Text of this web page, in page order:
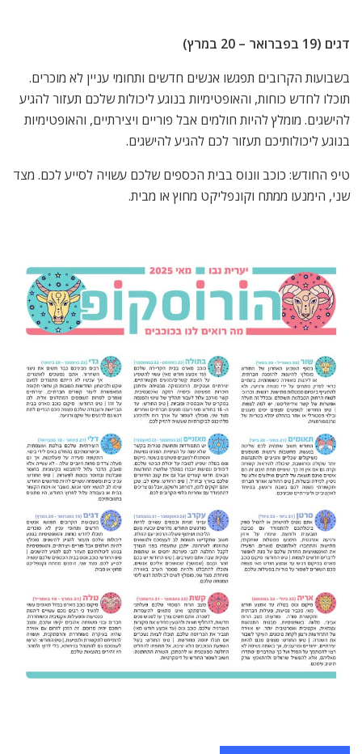
דגים (19 בפברואר – 20 במרץ)
בשבועות הקרובים תפגשו אנשים חדשים ותחומי עניין לא מוכרים.
תוכלו לחדש כוחות, והאופטימיות בנוגע ליכולות שלכם תעזור להגיע
להישגים. מומלץ להיות חולמים אבל פוריים ויצירתיים, והאופטימיות
בנוגע ליכולותיכם תעזור לכם להגיע להישגים.
טיפ החודש: כוכב וונוס בבית הכספים שלכם עשויה לסייע לכם. מצד
שני, הימנעו ממתח וקונפליקט מחוץ או מבית.